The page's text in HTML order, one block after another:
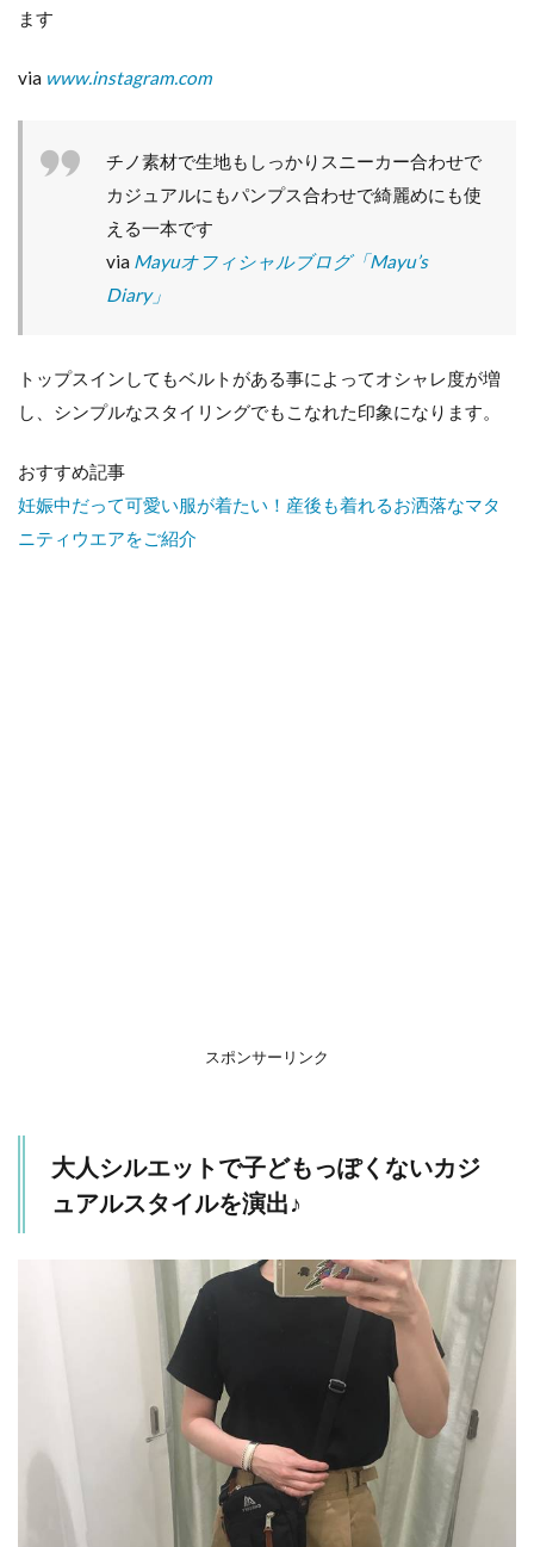
ます
via www.instagram.com
チノ素材で生地もしっかりスニーカー合わせで
カジュアルにもパンプス合わせで綺麗めにも使
える一本です
via Mayuオフィシャルブログ「Mayu’s
Diary」
トップスインしてもベルトがある事によってオシャレ度が増
し、シンプルなスタイリングでもこなれた印象になります。
おすすめ記事
妊娠中だって可愛い服が着たい！産後も着れるお洒落なマタ
ニティウエアをご紹介
スポンサーリンク
大人シルエットで子どもっぽくないカジ
ュアルスタイルを演出♪